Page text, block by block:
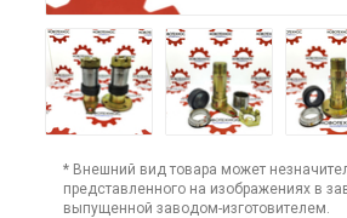
* Внешний вид товара может
представленного на изображениях в
выпущенной заводом-изготовителем.